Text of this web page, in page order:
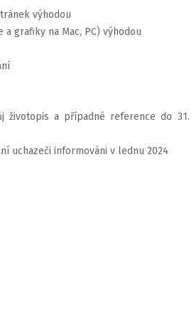
výhodou
grafiky na Mac, PC) výhodou
a případné reference do 31.
uchazeči informováni v lednu 2024